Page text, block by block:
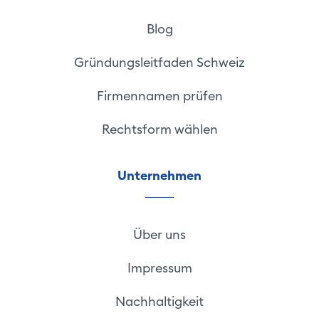
Blog
Gründungsleitfaden Schweiz
Firmennamen prüfen
Rechtsform wählen
Unternehmen
Über uns
Impressum
Nachhaltigkeit